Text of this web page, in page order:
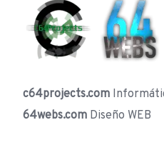
c64projects.com
64webs.com Diseño WEB